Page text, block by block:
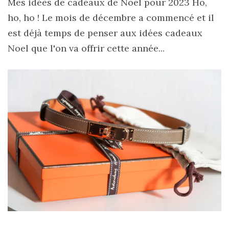
ho, ho ! Le mois de décembre a commencé et il
est déjà temps de penser aux idées cadeaux
Noel que l'on va offrir cette année...